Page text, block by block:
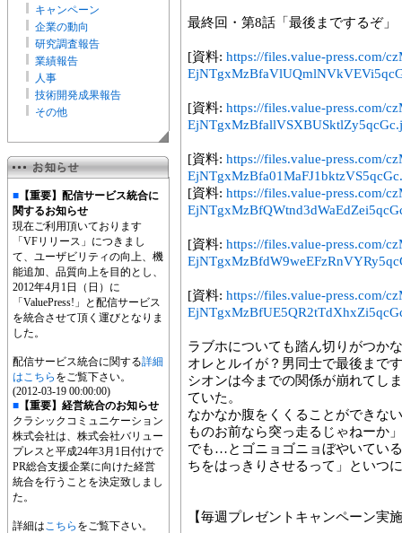
キャンペーン
企業の動向
研究調査報告
業績報告
人事
技術開発成果報告
その他
■ 【重要】配信サービス統合に
関するお知らせ
現在ご利用頂いております
「VFリリース」につきまし
て、ユーザビリティの向上、機
能追加、品質向上を目的とし、
2012年4月1日（日）に
「ValuePress!」と配信サービス
を統合させて頂く運びとなりま
した。
配信サービス統合に関する詳細
はこちら をご覧下さい。
(2012-03-19 00:00:00)
■ 【重要】経営統合のお知らせ
クラシックコミュニケーション
株式会社は、株式会社バリュー
プレスと平成24年3月1日付けで
PR総合支援企業に向けた経営
統合を行うことを決定致しまし
た。
詳細はこちら をご覧下さい。
最終回・第8話「最後までするぞ」
[資料: https://files.value-press.com/
[資料: https://files.value-press.com/
[資料: https://files.value-press.com/
[資料: https://files.value-press.com/
[資料: https://files.value-press.com/
[資料: https://files.value-press.com/
ラブホについても踏ん切りがつか
オレとルイが？男同士で最後まで
シオンは今までの関係が崩れてし
ていた。
なかなか腹をくくることができな
ものお前なら突っ走るじゃねーか
でも…とゴニョゴニョぼやいてい
ちをはっきりさせるって」といつ
【毎週プレゼントキャンペーン実